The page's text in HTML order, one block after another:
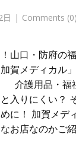
日 Comments (0)
山口・防府の
賀メディカル
介護用品・福
入りにくい？
に！ 加賀メデ
お店なのかご